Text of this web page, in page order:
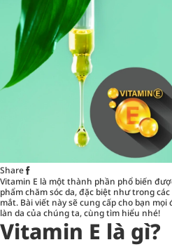
Share
Vitamin E là một thành phần phổ biến
phẩmchăm sóc da, đặc biệt như trong
mắt. Bài viết này sẽ cung cấp cho bạn
làn da của chúng ta, cùng tìm hiểu nhé!
Vitamin E là gì?